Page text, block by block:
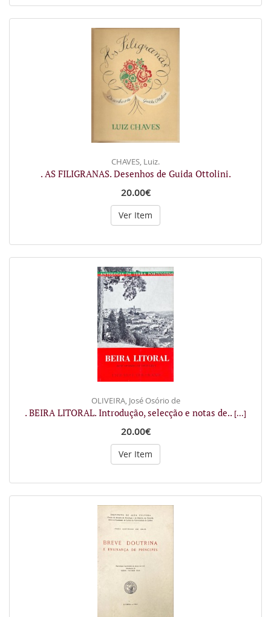
CHAVES, Luiz.
. AS FILIGRANAS. Desenhos de Guida Ottolini.
20.00€
Ver Item
OLIVEIRA, José Osório de
. BEIRA LITORAL. Introdução, selecção e notas de.. [...]
20.00€
Ver Item